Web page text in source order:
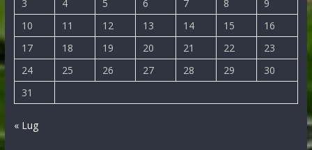
3 4 5 6 7 8
9
10
11 12 13 14 15
16
17
18 19 20 21 22
23
24
25 26 27 28 29
30
31
« Lug